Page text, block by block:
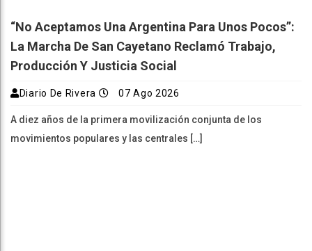
“No Aceptamos Una Argentina Para Unos Pocos”:
La Marcha De San Cayetano Reclamó Trabajo,
Producción Y Justicia Social
Diario De Rivera 07 Ago 2026
A diez años de la primera movilización conjunta de los
movimientos populares y las centrales […]